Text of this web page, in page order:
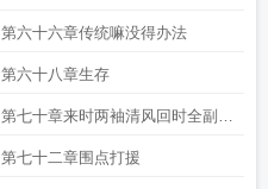
第六十六章传统嘛没得办法
第六十八章生存
第七十章来时两袖清风回时全副武
装
第七十二章围点打援